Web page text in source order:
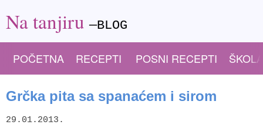
Na tanjiru—BLOG
POČETNA RECEPTI POSNI RECEPTI
Grčka pita sa spanaćem i sirom
29.01.2013.